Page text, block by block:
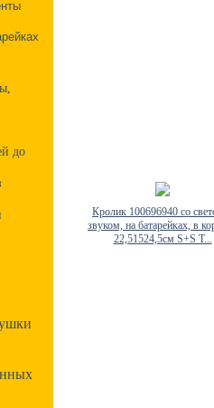
до
Кролик 100696940 со
звуком, на батарейках, в
22,51524,5см S+S T...